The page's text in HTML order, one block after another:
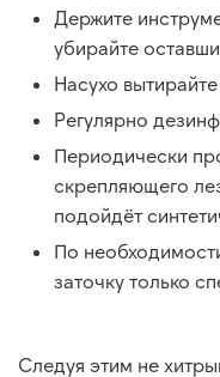
Держите
убирайте
Насухо
Регулярно
Периодически
скрепляющего
подойдёт
По
заточку только
Следуя этим не